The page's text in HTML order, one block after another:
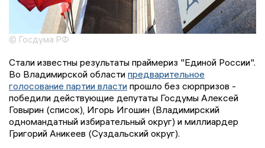
© Госдума РФ
Стали известны результаты праймериз "Единой России".
Во Владимирской области предварительное
голосование партии власти прошло без сюрпризов -
победили действующие депутаты Госдумы Алексей
Говырин (список), Игорь Игошин (Владимирский
одномандатный избирательный округ) и миллиардер
Григорий Аникеев (Суздальский округ).